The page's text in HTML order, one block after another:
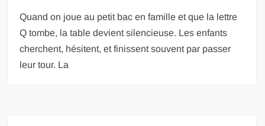
Quand on joue au petit bac en famille et que la lettre
Q tombe, la table devient silencieuse. Les enfants
cherchent, hésitent, et finissent souvent par passer
leur tour. La